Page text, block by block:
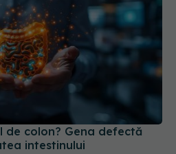
de colon? Gena defectă
intestinului